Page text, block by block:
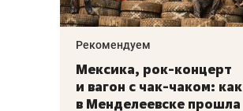
Рекомендуем
Мексика, рок-концерт
и вагон с чак-чаком: как
в Менделеевске прошла